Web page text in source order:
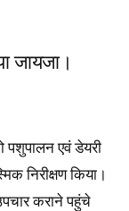
जायजा।
पशुपालन एवं डेयरी
निरीक्षण किया।
कराने पहुंचे